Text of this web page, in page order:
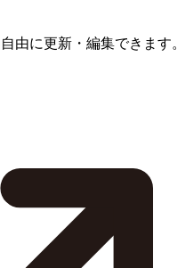
由に更新・編集できます。